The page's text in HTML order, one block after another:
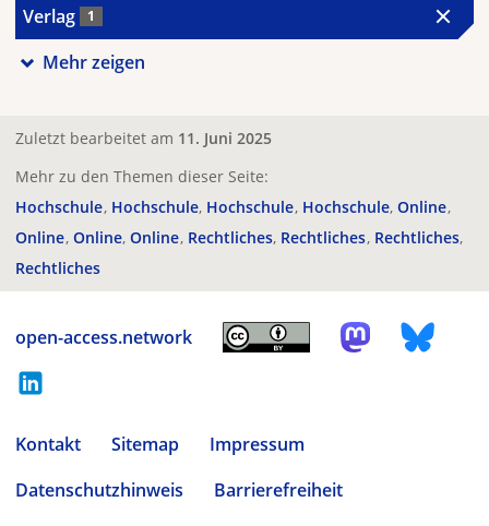
Verlag 1
Mehr zeigen
Zuletzt bearbeitet am 11. Juni 2025
Mehr zu den Themen dieser Seite:
Hochschule Hochschule Hochschule Hochschule Online
Online Online Online Rechtliches Rechtliches Rechtliches
Rechtliches
open-access.network
Kontakt Sitemap
Impressum
Datenschutzhinweis
Barrierefreiheit